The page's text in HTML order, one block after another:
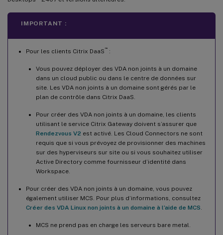
IMPORTANT :
Pour les clients Citrix DaaS ™ :
Vous pouvez déployer des VDA non joints à un domaine
dans un cloud public ou dans le centre de données sur
site. Les VDA non joints à un domaine sont gérés par le
plan de contrôle dans Citrix DaaS.
Pour créer des VDA non joints à un domaine, les clients
utilisant le service Citrix Gateway doivent s’assurer que
Rendezvous V2 est activé. Les Cloud Connectors ne sont
requis que si vous prévoyez de provisionner des machines
sur des hyperviseurs sur site ou si vous souhaitez utiliser
Active Directory comme fournisseur d’identité dans
Workspace.
Pour créer des VDA non joints à un domaine, vous pouvez
également utiliser MCS. Pour plus d’informations, consultez
Créer des VDA Linux non joints à un domaine à l’aide de MCS
MCS ne prend pas en charge les serveurs bare metal.